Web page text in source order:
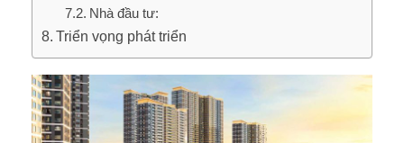
Nhà đầu tư:
Triển vọng phát triển